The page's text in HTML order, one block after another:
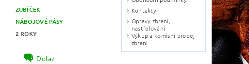
ZUBÍČEK
NÁBOJOVÉ PÁSY
2 ROKY
Dotaz
Kontakty
Opravy zbraní,
nastřelování
Výkup a komisní prodej
zbraní